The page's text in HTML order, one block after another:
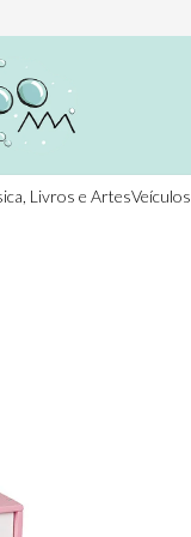
Livros e ArtesVeículos